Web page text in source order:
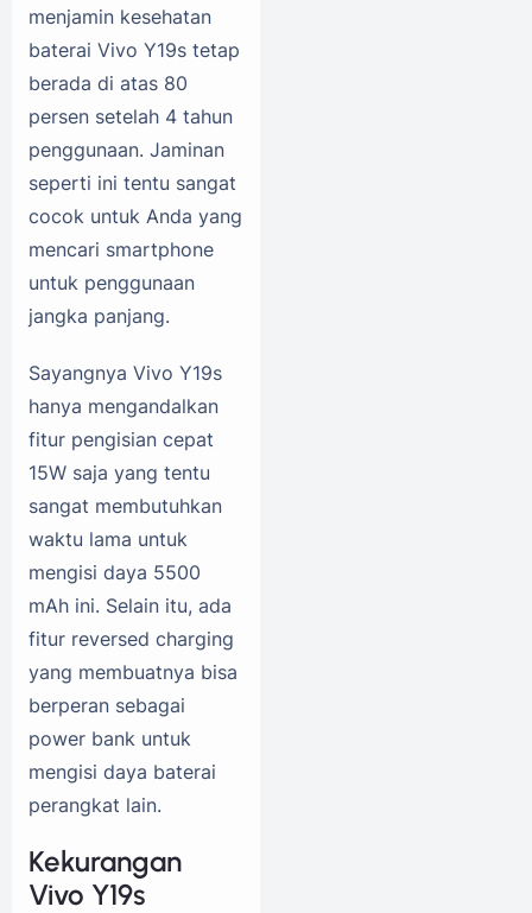
menjamin kesehatan
baterai Vivo Y19s tetap
berada di atas 80
persen setelah 4 tahun
penggunaan. Jaminan
seperti ini tentu sangat
cocok untuk Anda yang
mencari smartphone
untuk penggunaan
jangka panjang.
Sayangnya Vivo Y19s
hanya mengandalkan
fitur pengisian cepat
15W saja yang tentu
sangat membutuhkan
waktu lama untuk
mengisi daya 5500
mAh ini. Selain itu, ada
fitur reversed charging
yang membuatnya bisa
berperan sebagai
power bank untuk
mengisi daya baterai
perangkat lain.
Kekurangan
Vivo Y19s